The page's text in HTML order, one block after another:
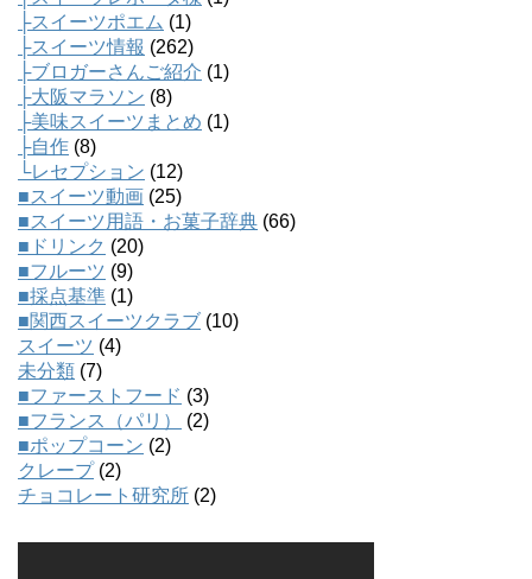
├スイーツポエム (1)
├スイーツ情報 (262)
├ブロガーさんご紹介 (1)
├大阪マラソン (8)
├美味スイーツまとめ (1)
├自作 (8)
└レセプション (12)
■スイーツ動画 (25)
■スイーツ用語・お菓子辞典 (66)
■ドリンク (20)
■フルーツ (9)
■採点基準 (1)
■関西スイーツクラブ (10)
スイーツ (4)
未分類 (7)
■ファーストフード (3)
■フランス（パリ）
(2)
■ポップコーン (2)
クレープ(2)
チョコレート研究所 (2)